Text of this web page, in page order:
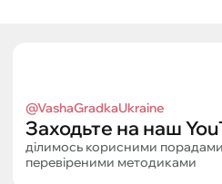
@VashaGradkaUkraine
Заходьте на наш
ділимось корисними
перевіреними методиками